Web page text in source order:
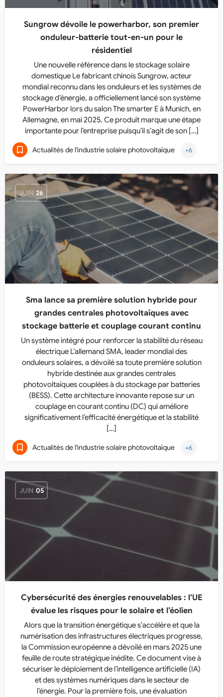
Sungrow dévoile le powerharbor, son premier
onduleur-batterie tout-en-un pour le
résidentiel
Une nouvelle référence dans le stockage solaire
domestique Le fabricant chinois Sungrow, acteur
mondial reconnu dans les onduleurs et les systèmes de
stockage d’énergie, a officiellement lancé son système
PowerHarbor lors du salon The smarter E à Munich, en
Allemagne, en mai 2025. Ce produit marque une étape
importante pour l’entreprise puisqu’il s’agit de son […]
Actualités de l'industrie solaire photovoltaïque +6
JUIN 26
Sma lance sa première solution hybride pour
grandes centrales photovoltaïques avec
stockage batterie et couplage courant continu
Un système intégré pour renforcer la stabilité du réseau
électrique L’allemand SMA, leader mondial des
onduleurs solaires, a dévoilé sa toute première solution
hybride destinée aux grandes centrales
photovoltaïques couplées à du stockage par batteries
(BESS). Cette architecture innovante repose sur un
couplage en courant continu (DC) qui améliore
significativement l’efficacité énergétique et la stabilité
[…]
Actualités de l'industrie solaire photovoltaïque +6
JUIN 05
Cybersécurité des énergies renouvelables : l’UE
évalue les risques pour le solaire et l’éolien
Alors que la transition énergétique s’accélère et que la
numérisation des infrastructures électriques progresse,
la Commission européenne a dévoilé en mars 2025 une
feuille de route stratégique inédite. Ce document vise à
sécuriser le déploiement de l’intelligence artificielle (IA)
et des systèmes numériques dans le secteur de
l’énergie. Pour la première fois, une évaluation